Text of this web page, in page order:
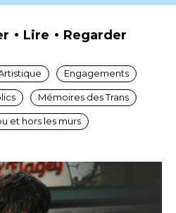
Lire Regarder
Engagements
Mémoires des Trans
et hors les murs